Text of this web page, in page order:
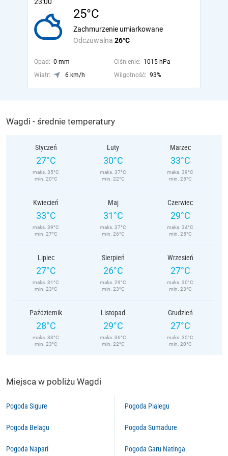
25°C
Odczuwalna 26°C
Zachmurzenie umiarkowane
Opad: 0 mm Ciśnienie: 1015 hPa
Wiatr:
6 km/h Wilgotność: 93%
Wagdi - średnie temperatury
Styczeń
27°C
maks. 35°C
min. 20°C
Luty
30°C
maks. 37°C
min. 22°C
Marzec
33°C
maks. 39°C
min. 25°C
Kwiecień
33°C
maks. 39°C
min. 27°C
Maj
31°C
maks. 37°C
min. 26°C
Czerwiec
29°C
maks. 34°C
min. 25°C
Lipiec
27°C
maks. 31°C
min. 23°C
Sierpień
26°C
maks. 29°C
min. 23°C
Wrzesień
27°C
maks. 30°C
min. 23°C
Październik
28°C
maks. 33°C
min. 23°C
Listopad
29°C
maks. 36°C
min. 22°C
Grudzień
27°C
maks. 35°C
min. 20°C
Miejsca w pobliżu Wagdi
Pogoda Sigure
Pogoda Belagu
Pogoda Napari
Pogoda Pialegu
Pogoda Sumadure
Pogoda Garu Natinga